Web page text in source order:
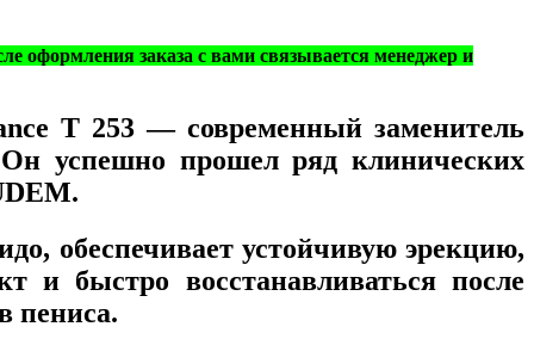
оформления заказа с вами связывается менеджер и
T 253 ― современный заменитель
успешно прошел ряд клинических
обеспечивает устойчивую эрекцию,
и быстро восстанавливаться после
пениса.